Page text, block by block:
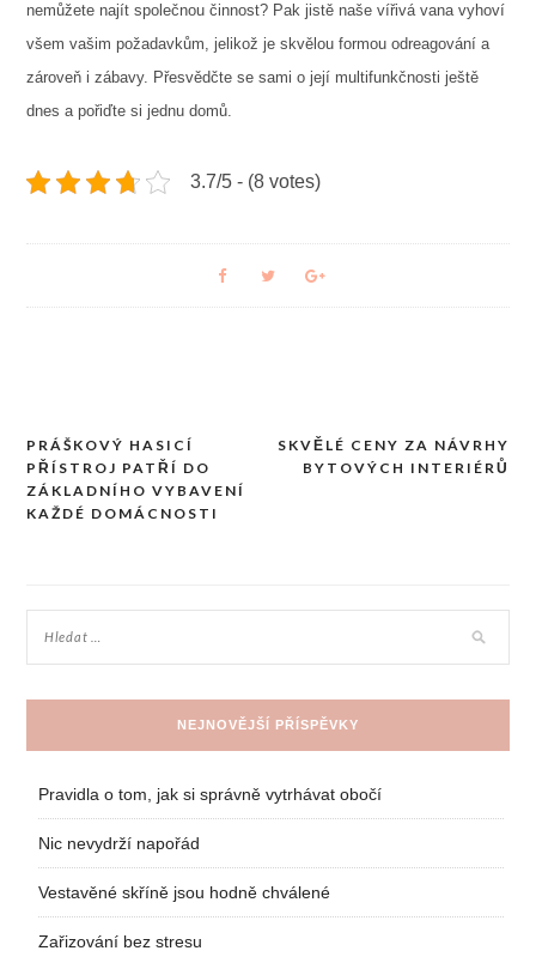
nemůžete najít společnou činnost? Pak jistě naše vířivá vana vyhoví
všem vašim požadavkům, jelikož je skvělou formou odreagování a
zároveň i zábavy. Přesvědčte se sami o její multifunkčnosti ještě
dnes a pořiďte si jednu domů.
3.7/5 - (8 votes)
Navigace
pro
příspěvek
PRÁŠKOVÝ HASICÍ
PŘÍSTROJ PATŘÍ DO
ZÁKLADNÍHO VYBAVENÍ
KAŽDÉ DOMÁCNOSTI
SKVĚLÉ CENY ZA NÁVRHY
BYTOVÝCH INTERIÉRŮ
NEJNOVĚJŠÍ PŘÍSPĚVKY
Pravidla o tom, jak si správně vytrhávat obočí
Nic nevydrží napořád
Vestavěné skříně jsou hodně chválené
Zařizování bez stresu